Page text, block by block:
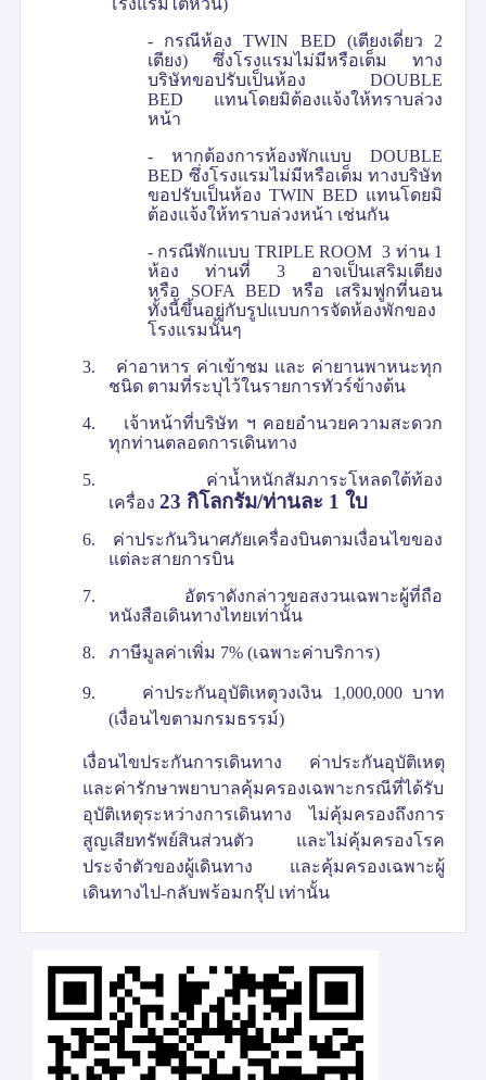
- กรณีห้องTWIN BED (เตียงเดี่ยว 2
เตียง) ซึ่งโรงแรมไม่มีหรือเต็ม ทาง
บริษัทขอปรับเป็นห้อง DOUBLE
BED แทนโดยมิต้องแจ้งให้ทราบล่วง
หน้า
- หากต้องการห้องพักแบบ DOUBLE
BED ซึ่งโรงแรมไม่มีหรือเต็ม ทางบริษัท
ขอปรับเป็นห้อง TWIN BED แทนโดยมิ
ต้องแจ้งให้ทราบล่วงหน้า เช่นกัน
- กรณีพักแบบ TRIPLE ROOM3 ท่าน 1
ห้อง ท่านที่ 3 อาจเป็นเสริมเตียง
หรือ SOFA BED หรือ เสริมฟูกที่นอน
ทั้งนี้ขึ้นอยู่กับรูปแบบการจัดห้องพักของ
โรงแรมนั้นๆ
3.
ค่าอาหาร ค่าเข้าชม และ ค่ายานพาหนะทุก
ชนิด ตามที่ระบุไว้ในรายการทัวร์ข้างต้น
4.
เจ้าหน้าที่บริษัท ฯ คอยอำนวยความสะดวก
ทุกท่านตลอดการเดินทาง
5.
ค่าน้ำหนักสัมภาระโหลดใต้ท้อง
เครื่อง 23 กิโลกรัม/ท่านละ 1 ใบ
6.
ค่าประกันวินาศภัยเครื่องบินตามเงื่อนไขของ
แต่ละสายการบิน
7.
อัตราดังกล่าวขอสงวนเฉพาะผู้ที่ถือ
หนังสือเดินทางไทยเท่านั้น
8.
ภาษีมูลค่าเพิ่ม 7% (เฉพาะค่าบริการ)
9. ค่าประกันอุบัติเหตุวงเงิน 1,000,000 บาท
(เงื่อนไขตามกรมธรรม์)
เงื่อนไขประกันการเดินทาง ค่าประกันอุบัติเหตุ
และค่ารักษาพยาบาลคุ้มครองเฉพาะกรณีที่ได้รับ
อุบัติเหตุระหว่างการเดินทาง ไม่คุ้มครองถึงการ
สูญเสียทรัพย์สินส่วนตัว และไม่คุ้มครองโรค
ประจำตัวของผู้เดินทาง และคุ้มครองเฉพาะผู้
เดินทางไป-กลับพร้อมกรุ๊ป เท่านั้น